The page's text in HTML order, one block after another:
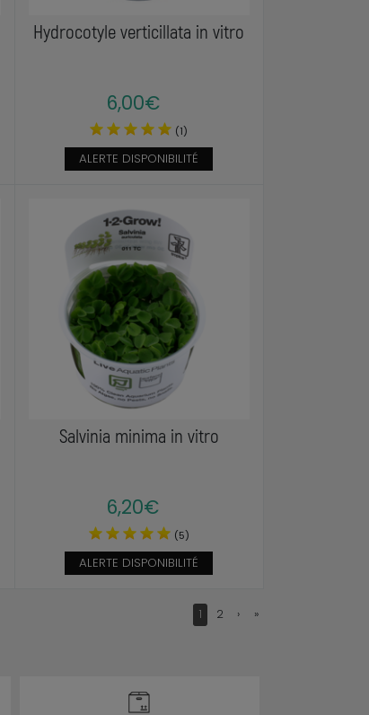
Hydrocotyle verticillata in vitro
6,00€
(1)
ALERTE DISPONIBILITÉ
Salvinia minima in vitro
6,20€
(5)
ALERTE DISPONIBILITÉ
1 2 › »